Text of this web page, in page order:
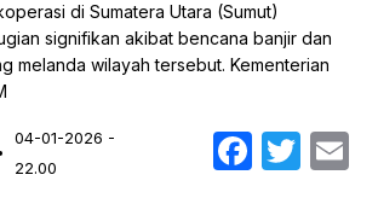
di Sumatera Utara (Sumut)
signifikan akibat bencana banjir dan
melanda wilayah tersebut. Kementerian
04-01-2026 -
22.00